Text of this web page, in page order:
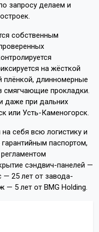
запросу делаем и
собственным
на жёсткой
плёнкой, длинномерные
смягчающие прокладки.
даже при дальних
или Усть-Каменогорск.
себя всю логистику и
паспортом,
сэндвич-панелей —
— 25 лет от завода-
— 5 лет от BMG Holding.